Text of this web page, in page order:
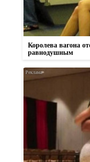
Королева вагона
равнодушным